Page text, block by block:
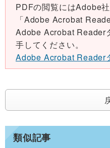
類似記事
PDFの閲覧にはAdobe
「Adobe Acrobat
Adobe Acrobat Reader
手してください。
Adobe Acrobat Reader